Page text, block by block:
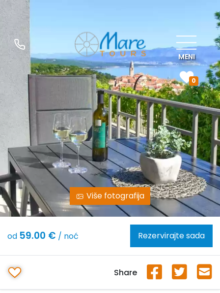
0
MENI
Više fotografija
od 59.00 € / noć Rezervirajte sada
Share